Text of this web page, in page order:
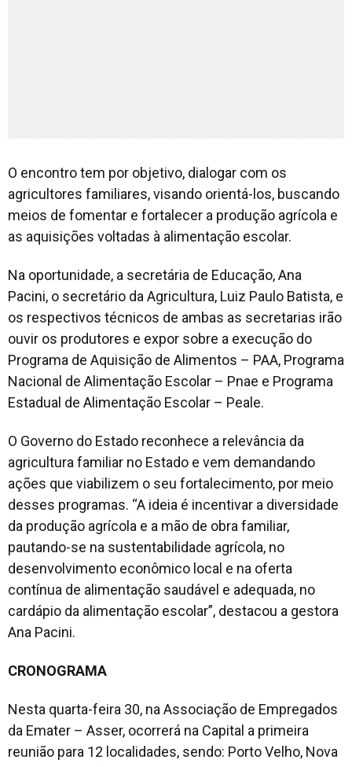
O encontro tem por objetivo, dialogar com os
agricultores familiares, visando orientá-los, buscando
meios de fomentar e fortalecer a produção agrícola e
as aquisições voltadas à alimentação escolar.
Na oportunidade, a secretária de Educação, Ana
Pacini, o secretário da Agricultura, Luiz Paulo Batista, e
os respectivos técnicos de ambas as secretarias irão
ouvir os produtores e expor sobre a execução do
Programa de Aquisição de Alimentos – PAA, Programa
Nacional de Alimentação Escolar – Pnae e Programa
Estadual de Alimentação Escolar – Peale.
O Governo do Estado reconhece a relevância da
agricultura familiar no Estado e vem demandando
ações que viabilizem o seu fortalecimento, por meio
desses programas. “A ideia é incentivar a diversidade
da produção agrícola e a mão de obra familiar,
pautando-se na sustentabilidade agrícola, no
desenvolvimento econômico local e na oferta
contínua de alimentação saudável e adequada, no
cardápio da alimentação escolar”, destacou a gestora
Ana Pacini.
CRONOGRAMA
Nesta quarta-feira 30, na Associação de Empregados
da Emater – Asser, ocorrerá na Capital a primeira
reunião para 12 localidades, sendo: Porto Velho, Nova